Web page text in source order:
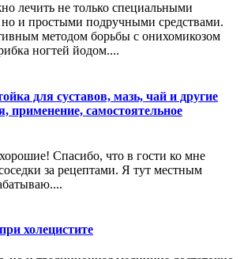
лечить не только специальными
и простыми подручными средствами.
методом борьбы с онихомикозом
ногтей йодом....
для суставов, мазь, чай и другие
применение, самостоятельное
Спасибо, что в гости ко мне
за рецептами. Я тут местным
холецистите